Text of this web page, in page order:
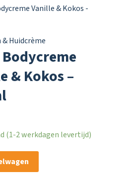
Huidcrème
& Kokos –
(1-2 werkdagen levertijd)